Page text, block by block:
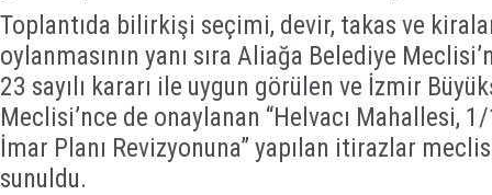
Toplantıda bilirkişi seçimi, devir, takas ve
oylanmasının yanı sıra Aliağa Belediye
23 sayılı kararı ile uygun görülen ve İzmir
Meclisi’nce de onaylanan “Helvacı Mahallesi,
İmar Planı Revizyonuna” yapılan itirazlar
sunuldu.